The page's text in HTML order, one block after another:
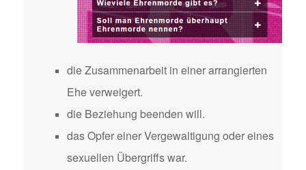
die Zusammenarbeit in einer arrangierten
Ehe verweigert.
die Beziehung beenden will.
das Opfer einer Vergewaltigung oder eines
sexuellen Übergriffs war.